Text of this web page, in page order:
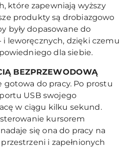
które zapewniają wyższy
produkty są drobiazgowo
były dopasowane do
leworęcznych, dzięki czemu
dla siebie.
BEZPRZEWODOWĄ
gotowa do pracy. Po prostu
USB swojego
w ciągu kilku sekund.
sterowanie kursorem
się ona do pracy na
i zapełnionych